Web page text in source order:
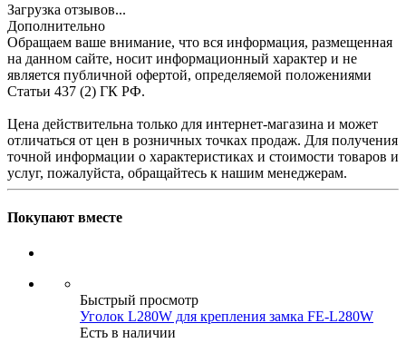
Загрузка отзывов...
Дополнительно
Обращаем ваше внимание, что вся информация, размещенная
на данном сайте, носит информационный характер и не
является публичной офертой, определяемой положениями
Статьи 437 (2) ГК РФ.
Цена действительна только для интернет-магазина и может
отличаться от цен в розничных точках продаж. Для получения
точной информации о характеристиках и стоимости товаров и
услуг, пожалуйста, обращайтесь к нашим менеджерам.
Покупают вместе
Быстрый просмотр
Уголок L280W для крепления замка FE-L280W
Есть в наличии